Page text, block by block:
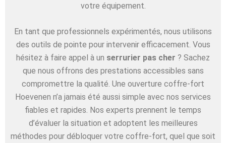
votre équipement.
En tant que professionnels expérimentés, nous utilisons
des outils de pointe pour intervenir efficacement. Vous
hésitez à faire appel à un serrurier pas cher ? Sachez
que nous offrons des prestations accessibles sans
compromettre la qualité. Une ouverture coffre-fort
Hoevenen n’a jamais été aussi simple avec nos services
fiables et rapides. Nos experts prennent le temps
d’évaluer la situation et adoptent les meilleures
méthodes pour débloquer votre coffre-fort, quel que soit